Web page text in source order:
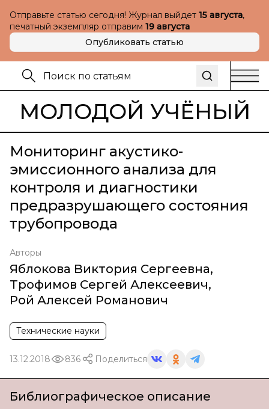
Отправьте статью сегодня! Журнал выйдет 15 августа,
печатный экземпляр отправим 19 августа
Опубликовать статью
МОЛОДОЙ УЧЁНЫЙ
Мониторинг акустико-
эмиссионного анализа для
контроля и диагностики
предразрушающего состояния
трубопровода
Авторы
Яблокова Виктория Сергеевна,
Трофимов Сергей Алексеевич,
Рой Алексей Романович
Технические науки
13.12.2018 836 Поделиться
Библиографическое описание